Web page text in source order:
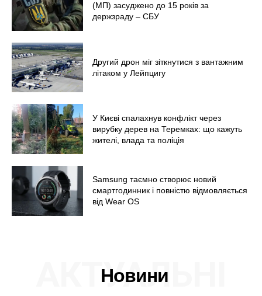
(МП) засуджено до 15 років за
держзраду – СБУ
Другий дрон міг зіткнутися з вантажним
літаком у Лейпцигу
У Києві спалахнув конфлікт через
вирубку дерев на Теремках: що кажуть
жителі, влада та поліція
Samsung таємно створює новий
смартгодинник і повністю відмовляється
від Wear OS
Новини
АКТУАЛЬНІ